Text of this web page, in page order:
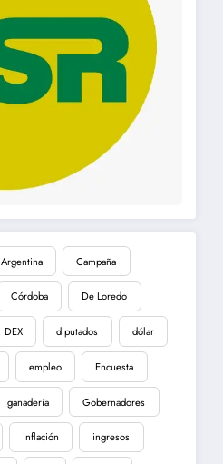
Argentina Campaña
Córdoba De Loredo
DEX diputados dólar
empleo Encuesta
ganadería Gobernadores
inflación ingresos